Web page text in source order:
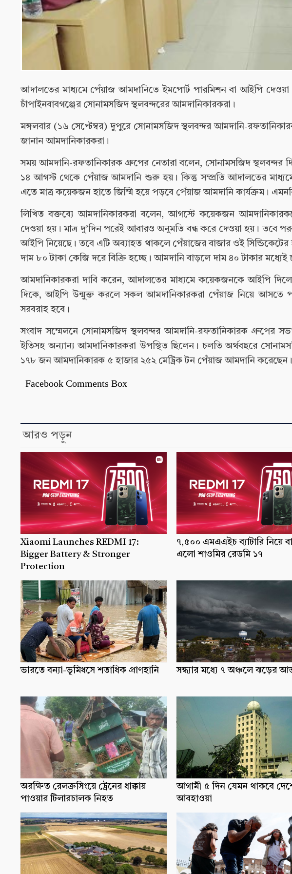
আদালতের মাধ্যমে পেঁয়াজ আমদানিতে ইমপোর্ট পারমিশন বা আইপি দেওয়া
চাঁপাইনবাবগঞ্জের সোনামসজিদ স্থলবন্দরের আমদানিকারকরা।
মঙ্গলবার (১৬ সেপ্টেম্বর) দুপুরে সোনামসজিদ স্থলবন্দর আমদানি-
জানান আমদানিকারকরা।
সময় আমদানি-রফতানিকারক গ্রুপের নেতারা বলেন, সোনামসজিদ স্থলবন্দর
১৪ আগস্ট থেকে পেঁয়াজ আমদানি শুরু হয়। কিন্তু সম্প্রতি আদালতের
এতে মাত্র কয়েকজন হাতে জিম্মি হয়ে পড়বে পেঁয়াজ আমদানি কার্যক্রম।
লিখিত বক্তব্যে আমদানিকারকরা বলেন, আগস্টে কয়েকজন
দেওয়া হয়। মাত্র দু’দিন পরেই আবারও অনুমতি বন্ধ করে দেওয়া হয়। তবে
আইপি নিয়েছে। তবে এটি অব্যাহত থাকলে পেঁয়াজের বাজার ওই
দাম ৮০ টাকা কেজি দরে বিক্রি হচ্ছে। আমদানি বাড়লে দাম ৪০ টাকার
আমদানিকারকরা দাবি করেন, আদালতের মাধ্যমে কয়েকজনকে আইপি
দিকে, আইপি উন্মুক্ত করলে সকল আমদানিকারকরা পেঁয়াজ নিয়ে আসতে
সরবরাহ হবে।
সংবাদ সম্মেলনে সোনামসজিদ স্থলবন্দর আমদানি-রফতানিকারক গ্রুপের
ইতিসহ অন্যান্য আমদানিকারকরা উপস্থিত ছিলেন। চলতি অর্থবছরে
১৭৮ জন আমদানিকারক ৫ হাজার ২৫২ মেট্রিক টন পেঁয়াজ আমদানি করেছেন।
Facebook Comments Box
আরও পড়ুন
Xiaomi Launches REDMI 17:
Bigger Battery & Stronger
Protection
৭,৫০০ এমএএইচ ব্যাটারি নিয়ে
এলো শাওমির রেডমি ১৭
ভারতে বন্যা-ভূমিধসে শতাধিক প্রাণহানি সন্ধ্যার মধ্যে ৭ অঞ্চলে ঝড়ের
অরক্ষিত রেলক্রসিংয়ে ট্রেনের ধাক্কায়
পাওয়ার টিলারচালক নিহত
আগামী ৫ দিন যেমন থাকবে
আবহাওয়া